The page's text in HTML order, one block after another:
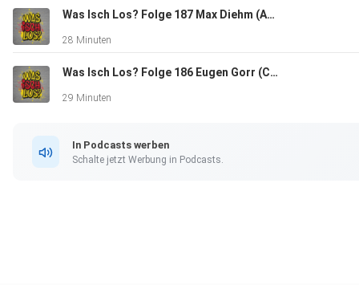
Eine Podcast Videoshow, die auf YouTube und allen
bekannten Streaming/Podcast-Plattformen zu hören ist.
Wissenswertes. Interessantes aus Baden für Baden. Dauer
ca. eine halbe Stunde; interessant, kurzweilig
Was Isch Los? Folge 187 Max Diehm (Autor und Lehrer aus Rastatt)
28 Minuten
Was Isch Los? Folge 186 Eugen Gorr (Chef "Sweets Club"/"Torteninsel" und Musiker aus Baden-Baden)
29 Minuten
In Podcasts werben
Schalte jetzt Werbung in Podcasts.